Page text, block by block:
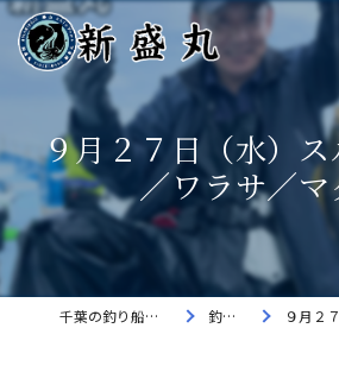
９月２７日（水）
／ワラサ／
千葉の釣り船なら新盛丸 釣果速報 ９月２７日